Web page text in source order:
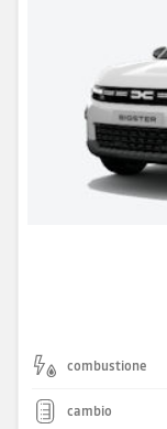
combustione
cambio